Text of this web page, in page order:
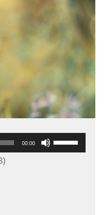
00:00
Use
Up/Down